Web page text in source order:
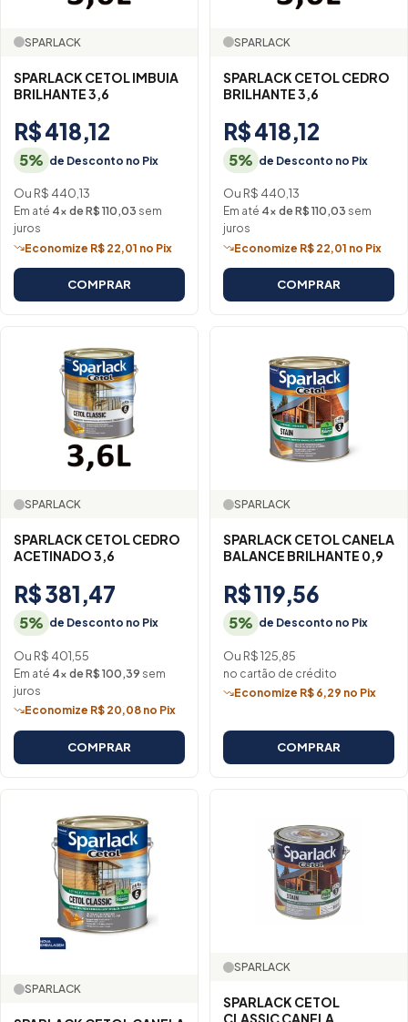
SPARLACK
SPARLACK CETOL IMBUIA
BRILHANTE 3,6
R$ 418,12
5% de Desconto no Pix
Ou R$ 440,13
Em até 4× de R$ 110,03 sem
juros
Economize R$ 22,01 no Pix
COMPRAR
SPARLACK
SPARLACK CETOL CEDRO
BRILHANTE 3,6
R$ 418,12
5% de Desconto no Pix
Ou R$ 440,13
Em até 4× de R$ 110,03 sem
juros
Economize R$ 22,01 no Pix
COMPRAR
SPARLACK
SPARLACK CETOL CEDRO
ACETINADO 3,6
R$ 381,47
5% de Desconto no Pix
Ou R$ 401,55
Em até 4× de R$ 100,39 sem
juros
Economize R$ 20,08 no Pix
COMPRAR
SPARLACK
SPARLACK CETOL CANELA
BALANCE BRILHANTE 0,9
R$ 119,56
5% de Desconto no Pix
Ou R$ 125,85
no cartão de crédito
Economize R$ 6,29 no Pix
COMPRAR
SPARLACK
SPARLACK
SPARLACK CETOL
CLASSIC CANELA